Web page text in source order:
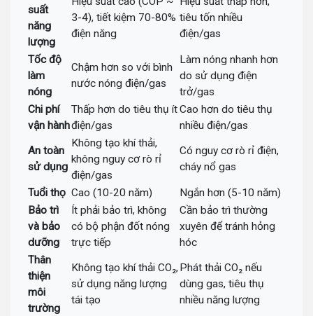
suất
năng
lượng
3-4), tiết kiệm 70-80%
điện năng
tiêu tốn nhiều
điện/gas
Tốc độ
làm
nóng
Chậm hơn so với bình
nước nóng điện/gas
Làm nóng nhanh hơn
do sử dụng điện
trở/gas
Chi phí
vận hành
Thấp hơn do tiêu thụ ít
điện/gas
Cao hơn do tiêu thụ
nhiều điện/gas
An toàn
sử dụng
Không tạo khí thải,
không nguy cơ rò rỉ
điện/gas
Có nguy cơ rò rỉ điện,
cháy nổ gas
Tuổi thọ Cao (10-20 năm)
Ngắn hơn (5-10 năm)
Bảo trì
và bảo
dưỡng
Ít phải bảo trì, không
có bộ phận đốt nóng
trực tiếp
Cần bảo trì thường
xuyên để tránh hỏng
hóc
Thân
thiện
môi
trường
Không tạo khí thải CO₂,
sử dụng năng lượng
tái tạo
Phát thải CO₂ nếu
dùng gas, tiêu thụ
nhiều năng lượng